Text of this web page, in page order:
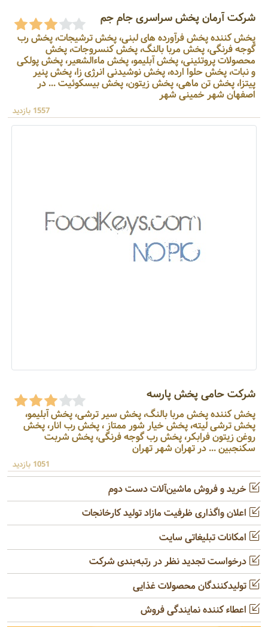
شرکت آرمان پخش سراسری جام جم
پخش کننده پخش فرآورده های لبنی، پخش ترشیجات، پخش رب
گوجه فرنگی، پخش مربا بالنگ، پخش کنسروجات، پخش
محصولات پروتئینی، پخش آبلیمو، پخش ماءالشعیر، پخش پولکی
و نبات، پخش حلوا ارده، پخش نوشیدنی انرژی زا، پخش پنیر
پیتزا، پخش تن ماهی، پخش زیتون، پخش بیسکوئیت ... در
اصفهان شهر خمینی شهر
1557 بازدید
شرکت حامی پخش پارسه
پخش کننده پخش مربا بالنگ، پخش سیر ترشی، پخش آبلیمو،
پخش ترشی لیته، پخش خیار شور ممتاز ، پخش رب انار، پخش
روغن زیتون فرابکر، پخش رب گوجه فرنگی، پخش شربت
سکنجبین ... در تهران شهر تهران
1051 بازدید
خرید و فروش ماشین‌آلات دست دوم
اعلان واگذاری ظرفیت مازاد تولید کارخانجات
امکانات تبلیغاتی سایت
درخواست تجدید نظر در رتبه‌بندی شرکت
تولیدکنندگان محصولات غذایی
اعطاء کننده نمایندگی فروش